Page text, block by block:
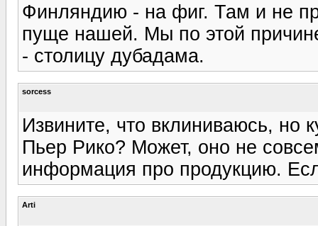
Финляндию - на фиг. Там и не
пуще нашей. Мы по этой
- столицу дубадама.
sorcess
Извините, что вклиниваюсь, но
Пьер Рико? Может, оно не
информация про продукцию.
Arti